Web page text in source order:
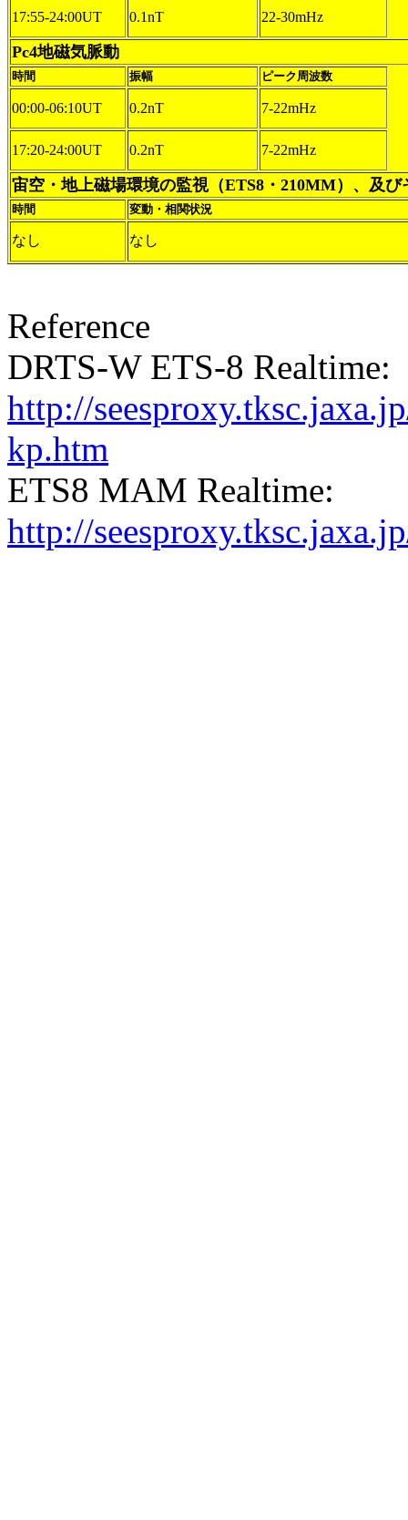
17:55-24:00UT 0.1nT 22-30mHz
Pc4地磁気脈動
時間 振幅 ピーク周波数
00:00-06:10UT 0.2nT 7-22mHz
17:20-24:00UT 0.2nT 7-22mHz
宙空・地上磁場環境の監視（ETS8・210MM）、及び
時間 変動・相関状況
なし なし
Reference
DRTS-W ETS-8 Realtime:
http://
kp.htm
ETS8 MAM Realtime:
http://